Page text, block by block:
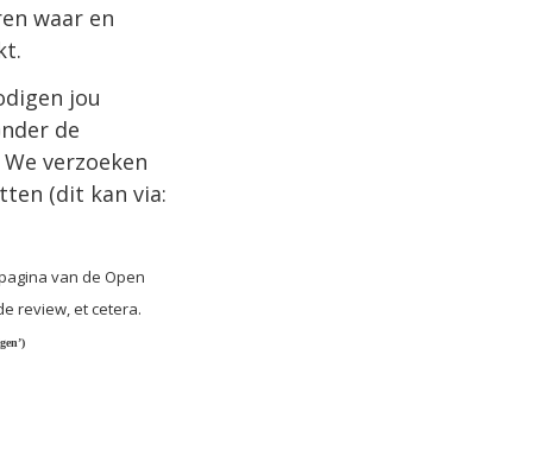
waar en
jou
de
verzoeken
(dit kan via:
van de Open
review, et cetera.